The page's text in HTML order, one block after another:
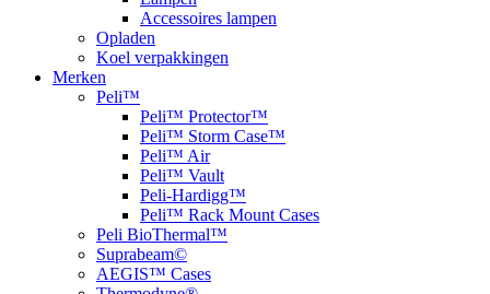
Accessoires lampen
Opladen
Koel verpakkingen
Merken
Peli™
Peli™ Protector™
Peli™ Storm Case™
Peli™ Air
Peli™ Vault
Peli-Hardigg™
Peli™ Rack Mount Cases
Peli BioThermal™
Suprabeam©
AEGIS™ Cases